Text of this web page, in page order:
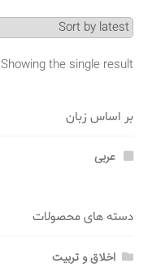
Showing the single result
بر اساس زبان
عربی
دسته های محصولات
اخلاق و تربیت